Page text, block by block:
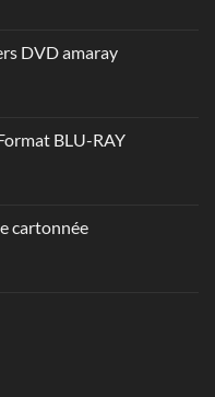
DVD amaray
BLU-RAY
cartonnée